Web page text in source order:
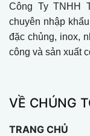
Công Ty TNHH
chuyên nhập
đặc chủng, inox,
công và sản xuất
VỀ CHÚNG
TRANG CHỦ